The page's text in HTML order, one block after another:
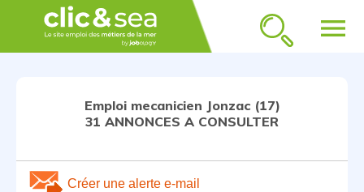
menu
Emploi mecanicien Jonzac (17)
31 ANNONCES A CONSULTER
Créer une alerte e-mail